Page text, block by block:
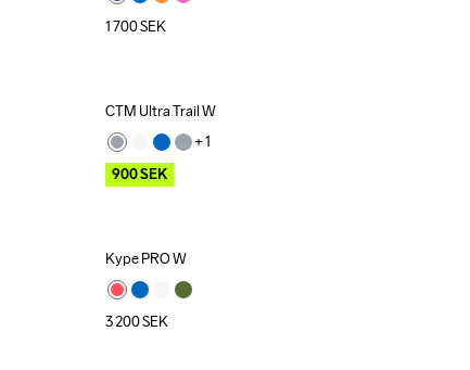
1 700SEK
Outlet
CTM Ultra Trail W
+ 1
900SEK
Kype PRO W
3 200SEK